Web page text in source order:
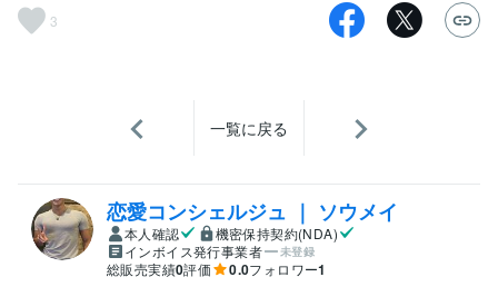
3
一覧に戻る
恋愛コンシェルジュ ｜ ソウメイ
本人確認
機密保持契約(NDA)
インボイス発行事業者
未登録
総販売実績0評価 0.0フォロワー1